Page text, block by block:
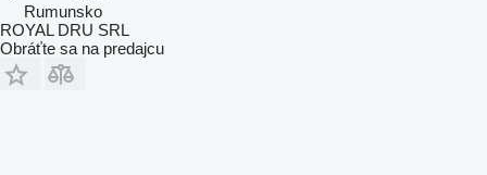
Rumunsko
ROYAL DRU SRL
Obráťte sa na predajcu